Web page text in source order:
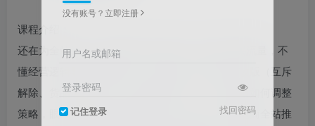
课程介绍：
还在为全站推广“只烧钱不转化”发愁？只会盲目买流量，不
懂经营逻辑导致放量就崩、投产暴跌？面对平台改版（互斥
解除、货品运营合并、分时投放升级），却不知道如何调整
策略，眼睁睁看着流量被同行抢占？这款「淘系电商全站推
没有账号？立即注册
用户名或邮箱
登录密码
记住登录 找回密码